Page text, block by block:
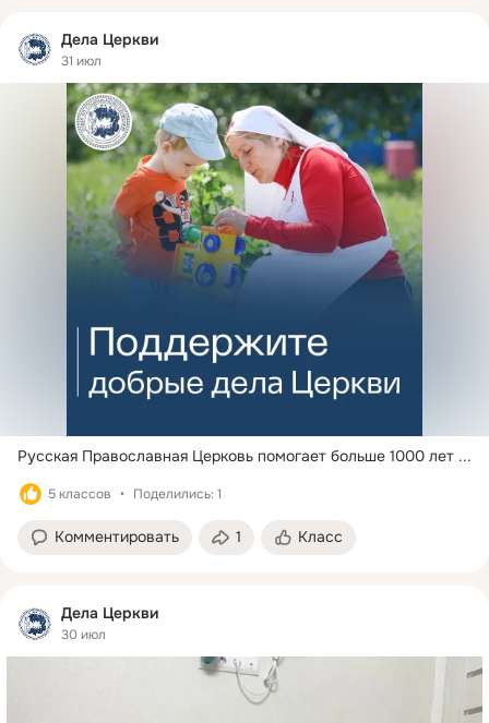
Дела Церкви
31 июл
Русская Православная Церковь помогает больше 1000 лет ...
5 классов Поделились: 1
Комментировать 1 Класс
Дела Церкви
30 июл